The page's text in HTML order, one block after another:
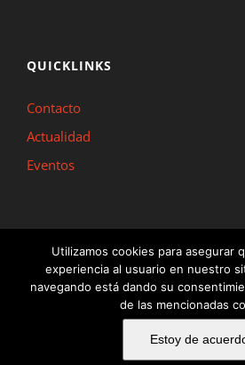
QUICKLINKS
Contacto
Actualidad
Eventos
Inline Madrid © Copyright 2022 | Aviso Legal y
de Cookies |Información y
Utilizamos cookies para asegurar
experiencia al usuario en nuestro
navegando está dando su
de las mencionadas
Estoy de